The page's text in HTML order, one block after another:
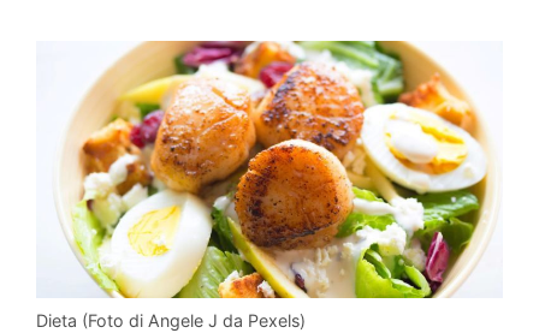
Dieta (Foto di Angele J da Pexels)